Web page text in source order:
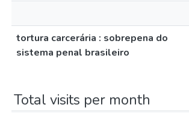
tortura carcerária : sobrepena do
sistema penal brasileiro
Total visits per month